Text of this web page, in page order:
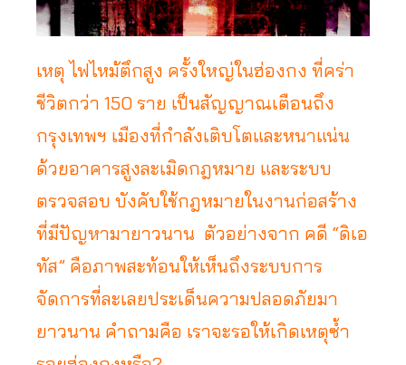
เหตุ ไฟไหม้ตึกสูง ครั้งใหญ่ในฮ่องกง ที่คร่า
ชีวิตกว่า 150 ราย เป็นสัญญาณเตือนถึง
กรุงเทพฯ เมืองที่กำลังเติบโตและหนาแน่น
ด้วยอาคารสูงละเมิดกฎหมาย และระบบ
ตรวจสอบ บังคับใช้กฎหมายในงานก่อสร้าง
ที่มีปัญหามายาวนาน ตัวอย่างจาก คดี “ดิเอ
ทัส” คือภาพสะท้อนให้เห็นถึงระบบการ
จัดการที่ละเลยประเด็นความปลอดภัยมา
ยาวนาน คำถามคือ เราจะรอให้เกิดเหตุซ้ำ